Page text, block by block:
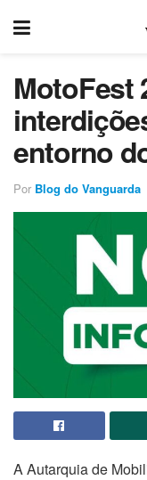
MotoFest
entorno
Por Blog do Vanguarda
A Autarquia de